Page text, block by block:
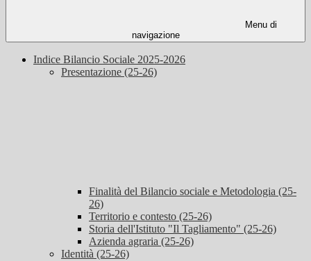
Menu di
navigazione
Indice Bilancio Sociale 2025-2026
Presentazione (25-26)
Finalità del Bilancio sociale e Metodologia (25-
26)
Territorio e contesto (25-26)
Storia dell'Istituto "Il Tagliamento" (25-26)
Azienda agraria (25-26)
Identità (25-26)